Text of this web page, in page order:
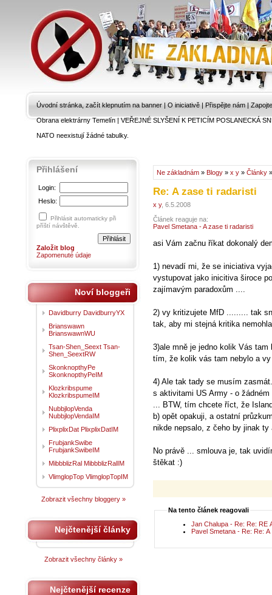
Úvodní stránka, začít klepnutím na banner | O iniciativě | Přispějte nám |
Obrana elektrárny Temelín|VEŘEJNÉ SLYŠENÍ K PETICÍM POSLANECKÁ
NATO neexistují žádné tabulky.
Ne základnám » Blogy » x y » Články
Re: A zase ti radaristi
x y, 6.5.2008
Článek reaguje na:
Pavel Smetana - A zase ti radaristi
asi Vám začnu říkat dokonalý
1) nevadí mi, že se iniciativa
vystupovat jako inicitiva široce
zajímavým paradoxům ....
2) vy kritizujete MfD ......... tak
tak, aby mi stejná kritika
3)ale mně je jedno kolik Vás
tím, že kolik vás tam nebylo a
4) Ale tak tady se musím
s aktivitami US Army - o
... BTW, tím chcete říct, že
b) opět opakuji, a ostatní
nikde nepsalo, z čeho by jinak
No právě ... smlouva je, tak
štěkat :)
Na tento článek reagovali
Jan Chalupa - Re: Re: RE
Pavel Smetana - Re: Re:
Přihlášení
Login:
Heslo:
Přihlásit automaticky při
příští návštěvě.
Založit blog
Zapomenuté údaje
Noví bloggeři
Davidburry DavidburryYX
Brianswawn
BrianswawnWU
Tsan-Shen_Seext Tsan-
Shen_SeextRW
SkonknopthyPe
SkonknopthyPeIM
Klozkribspume
KlozkribspumeIM
NubbjlopVenda
NubbjlopVendaIM
PlixplixDat PlixplixDatIM
FrubjankSwibe
FrubjankSwibeIM
MibbblizRal MibbblizRalIM
VlimglopTop VlimglopTopIM
Zobrazit všechny bloggery »
Nejčtenější články
Zobrazit všechny články »
Nejčtenější recenze